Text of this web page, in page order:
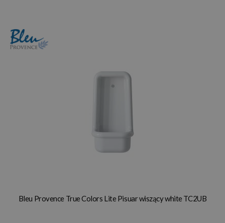
Bleu Provence True Colors Lite Pisuar wiszący white TC2UB